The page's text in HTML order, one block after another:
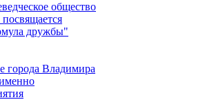
общество
дружбы"
города Владимира